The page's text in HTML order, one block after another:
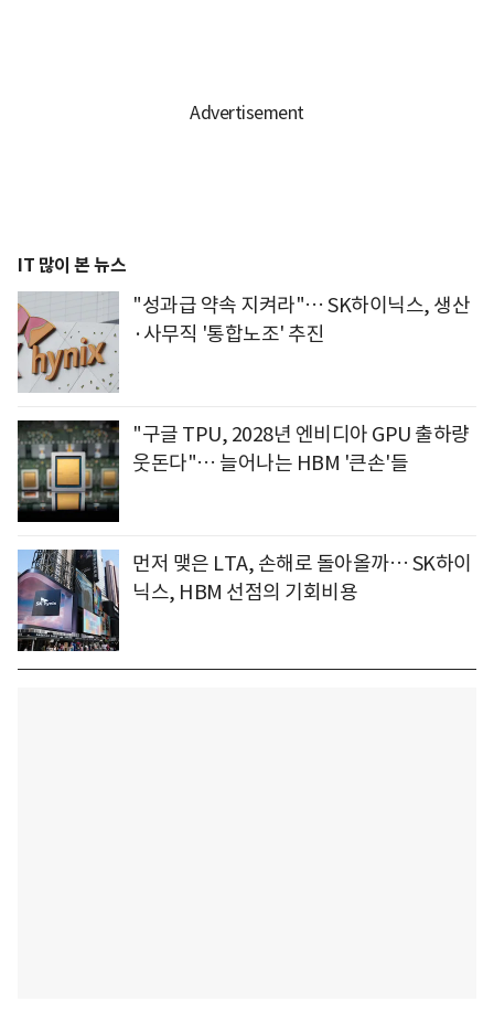
IT 많이 본 뉴스
"성과급 약속 지켜라"… SK하이닉스, 생산
·사무직 '통합노조' 추진
"구글 TPU, 2028년 엔비디아 GPU 출하량
웃돈다"… 늘어나는 HBM '큰손'들
먼저 맺은 LTA, 손해로 돌아올까… SK하이
닉스, HBM 선점의 기회비용